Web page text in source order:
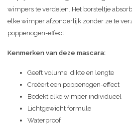
wimpers te verdelen. Het borsteltje
elke wimper afzonderlijk zonder ze te
poppenogen-effect!
Kenmerken van deze mascara:
Geeft volume, dikte en lengte
Creëert een poppenogen-effect
Bedekt elke wimper individueel
Lichtgewicht formule
Waterproof